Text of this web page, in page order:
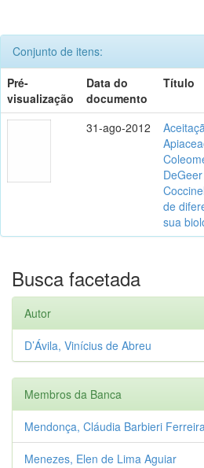
Conjunto de itens:
Pré-
visualização
Data do
documento
Título
31-ago-2012
de
sua
Busca facetada
Autor
D’Ávila, Vinícius de Abreu
Membros da Banca
Mendonça, Cláudia Barbieri Ferreira
Menezes, Elen de Lima Aguiar